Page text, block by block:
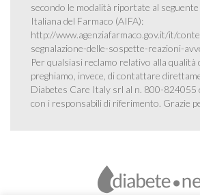
secondo le modalità riportate al seguente
Italiana del Farmaco (AIFA):
http://www.agenziafarmaco.gov.it/it/
segnalazione-delle-sospette-reazioni-
Per qualsiasi reclamo relativo alla qualità
preghiamo, invece, di contattare
Diabetes Care Italy srl al n. 800-824055
con i responsabili di riferimento. Grazie